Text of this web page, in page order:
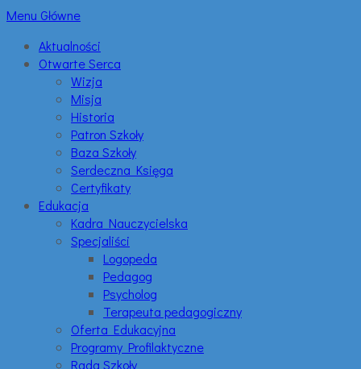
Menu Główne
Aktualności
Otwarte Serca
Wizja
Misja
Historia
Patron Szkoły
Baza Szkoły
Serdeczna Księga
Certyfikaty
Edukacja
Kadra Nauczycielska
Specjaliści
Logopeda
Pedagog
Psycholog
Terapeuta pedagogiczny
Oferta Edukacyjna
Programy Profilaktyczne
Rada Szkoły